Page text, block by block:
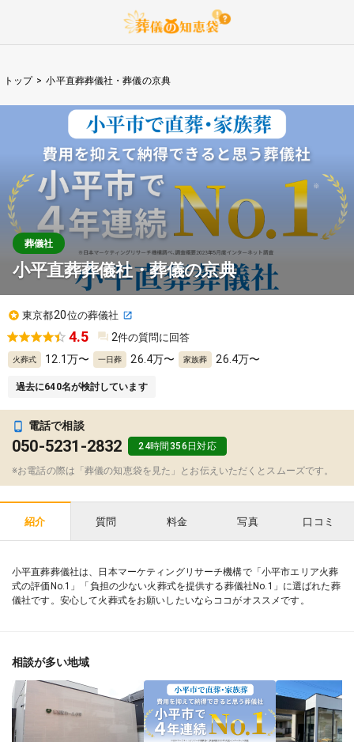
トップ > 小平直葬葬儀社・葬儀の京典
葬儀社
小平直葬葬儀社・葬儀の京典
東京都20位の葬儀社
4.5 2件の質問に回答
火葬式 12.1万〜 一日葬 26.4万〜 家族葬 26.4万〜
過去に640名が検討しています
電話で相談
050-5231-2832 24時間356日対応
※お電話の際は「葬儀の知恵袋を見た」とお伝えいただくとスムーズです。
紹介 質問 料金 写真 口コミ
小平直葬葬儀社は、日本マーケティングリサーチ機構で「小平市エリア火葬
式の評価No.1」「負担の少ない火葬式を提供する葬儀社No.1」に選ばれた葬
儀社です。安心して火葬式をお願いしたいならココがオススメです。
相談が多い地域